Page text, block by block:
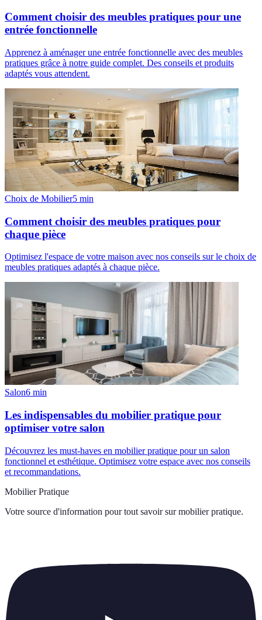
Comment choisir des meubles pratiques pour une
entrée fonctionnelle
Apprenez à aménager une entrée fonctionnelle avec des meubles
pratiques grâce à notre guide complet. Des conseils et produits
adaptés vous attendent.
Choix de Mobilier5 min
Comment choisir des meubles pratiques pour
chaque pièce
Optimisez l'espace de votre maison avec nos conseils sur le choix de
meubles pratiques adaptés à chaque pièce.
Salon6 min
Les indispensables du mobilier pratique pour
optimiser votre salon
Découvrez les must-haves en mobilier pratique pour un salon
fonctionnel et esthétique. Optimisez votre espace avec nos conseils
et recommandations.
Mobilier Pratique
Votre source d'information pour tout savoir sur mobilier pratique.